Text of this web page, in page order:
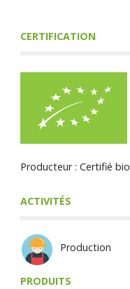
CERTIFICATION
Producteur : Certifié bio
ACTIVITÉS
Production
PRODUITS